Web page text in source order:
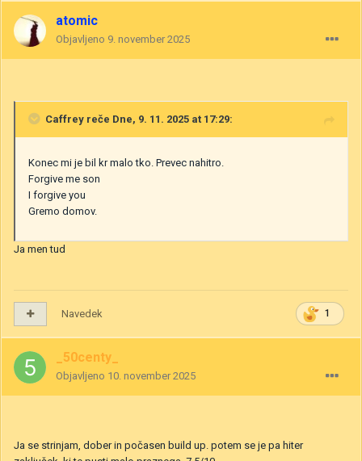
atomic
Objavljeno 9. november 2025
Caffrey reče Dne, 9. 11. 2025 at 17:29:
Konec mi je bil kr malo tko. Prevec nahitro.
Forgive me son
I forgive you
Gremo domov.
Ja men tud
1
Navedek
_50centy_
Objavljeno 10. november 2025
Ja se strinjam, dober in počasen build up. potem se je pa hiter